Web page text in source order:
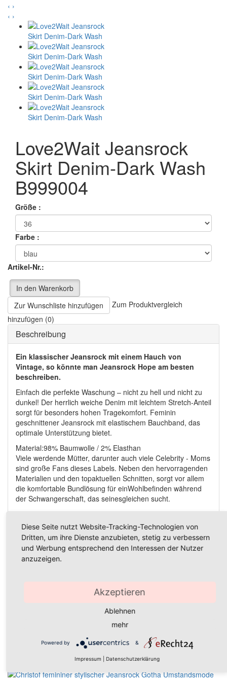
‹ ›
‹ ›
Love2Wait Jeansrock
Skirt Denim-Dark Wash
B999004
Größe :
Farbe :
Artikel-Nr.:
In den Warenkorb
Zur Wunschliste hinzufügen
Zum Produktvergleich
hinzufügen (0)
Beschreibung
Ein klassischer Jeansrock mit einem Hauch von
Vintage, so könnte man Jeansrock Hope am besten
beschreiben.
Einfach die perfekte Waschung – nicht zu hell und nicht zu
dunkel! Der herrlich weiche Denim mit leichtem Stretch-Anteil
sorgt für besonders hohen Tragekomfort. Feminin
geschnittener Jeansrock mit elastischem Bauchband, das
optimale Unterstützung bietet.
Material:98% Baumwolle / 2% Elasthan
Viele werdende Mütter, darunter auch viele Celebrity - Moms
sind große Fans dieses Labels. Neben den hervorragenden
Materialien und den topaktuellen Schnitten, sorgt vor allem
die komfortable Bundlösung für einWohlbefinden während
der Schwangerschaft, das seinesgleichen sucht.
Weitere Produkte aus dieser Kategorie
Christoff Basic hochmoderner Stretch-Rock Umea von Christoff
Umstandsrock Fortuna - Ein superelastischer Bleistiftrock
Umstandsrock Carmen - Ein superelastischer Rock
Diese Seite nutzt Website-Tracking-Technologien von
Dritten, um ihre Dienste anzubieten, stetig zu verbessern
und Werbung entsprechend den Interessen der Nutzer
anzuzeigen.
Akzeptieren
Ablehnen
mehr
Powered by &
Impressum Datenschutzerklärung